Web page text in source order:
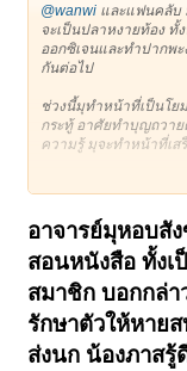
@wanwi และแฟนคลับ
จะเป็นปลาหงายท้อง ทั้
ออกซิเจนและทำปากพ
กันต่อไป
ช่วงนี้มุทำหน้าที่เป็นโยม
กระทู้ อาศัยทำบุญถวา
ความรู้ มุจะทำหน้าที่เส
ไม่ได้ลืม
อาจารย์มุหอบสั
สอนหนังสือ ทั้งเ
สมาชิก บอกกล่า
รักษาตัวให้หาย
ส่งนก น้องภาสรู้